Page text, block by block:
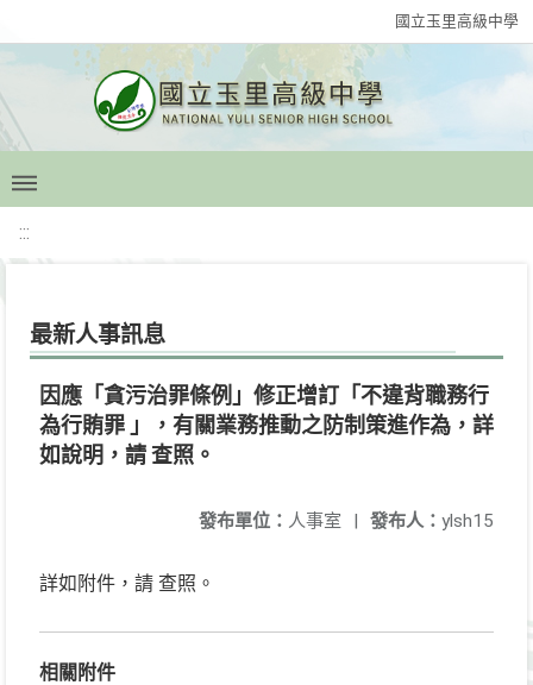
國立玉里高級中學
:::
最新人事訊息
因應「貪污治罪條例」修正增訂「不違背職務行
為行賄罪 」，有關業務推動之防制策進作為，詳
如說明，請 查照。
發布人： ylsh15
發布單位： 人事室 |
詳如附件，請 查照。
相關附件